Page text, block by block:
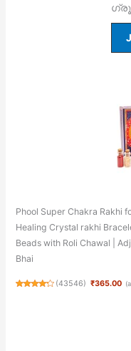
Phool Super Chakra Rakhi
Healing Crystal rakhi
Beads with Roli Chawal |
Bhai
(43546) ₹365.00